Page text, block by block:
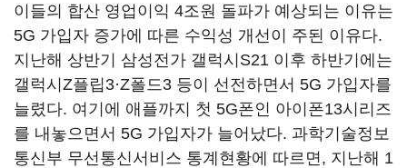
이들의 합산 영업이익 4조원 돌파가 예상되는 이유는
5G 가입자 증가에 따른 수익성 개선이 주된 이유다.
지난해 상반기 삼성전가 갤럭시S21 이후 하반기에는
갤럭시Z플립3·Z폴드3 등이 선전하면서 5G 가입자를
늘렸다. 여기에 애플까지 첫 5G폰인 아이폰13시리즈
를 내놓으면서 5G 가입자가 늘어났다. 과학기술정보
통신부 무선통신서비스 통계현황에 따르면, 지난해 1